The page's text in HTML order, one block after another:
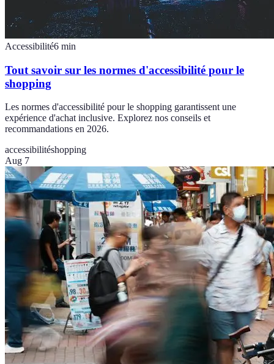
Accessibilité6 min
Tout savoir sur les normes d'accessibilité pour le
shopping
Les normes d'accessibilité pour le shopping garantissent une
expérience d'achat inclusive. Explorez nos conseils et
recommandations en 2026.
accessibilitéshopping
Aug 7